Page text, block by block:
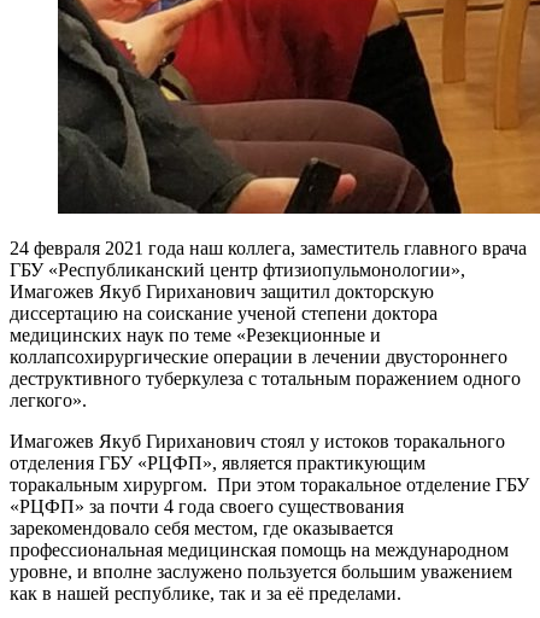
24 февраля 2021 года наш коллега, заместитель главного врача
ГБУ «Республиканский центр фтизиопульмонологии»,
Имагожев Якуб Гириханович защитил докторскую
диссертацию на соискание ученой степени доктора
медицинских наук по теме «Резекционные и
коллапсохирургические операции в лечении двустороннего
деструктивного туберкулеза с тотальным поражением одного
легкого».
Имагожев Якуб Гириханович стоял у истоков торакального
отделения ГБУ «РЦФП», является практикующим
торакальным хирургом. При этом торакальное отделение ГБУ
«РЦФП» за почти 4 года своего существования
зарекомендовало себя местом, где оказывается
профессиональная медицинская помощь на международном
уровне, и вполне заслужено пользуется большим уважением
как в нашей республике, так и за её пределами.